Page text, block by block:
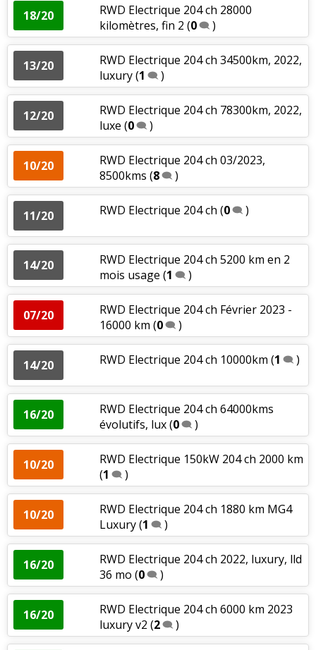
18/20
RWD Electrique 204 ch 28000
kilomètres, fin 2 (0 )
13/20
RWD Electrique 204 ch 34500km, 2022,
luxury(1 )
12/20
RWD Electrique 204 ch 78300km, 2022,
luxe (0 )
10/20
RWD Electrique 204 ch 03/2023,
8500kms (8 )
11/20 RWD Electrique 204 ch (0 )
14/20
RWD Electrique 204 ch 5200 km en 2
mois usage (1 )
07/20
RWD Electrique 204 ch Février 2023 -
16000 km (0 )
14/20 RWD Electrique 204 ch 10000km (1 )
16/20
RWD Electrique 204 ch 64000kms
évolutifs, lux(0 )
10/20
RWD Electrique 150kW 204 ch 2000 km
(1 )
10/20
RWD Electrique 204 ch 1880 km MG4
Luxury(1 )
16/20
RWD Electrique 204 ch 2022, luxury, lld
36 mo (0 )
16/20
RWD Electrique 204 ch 6000 km 2023
luxury v2 (2 )